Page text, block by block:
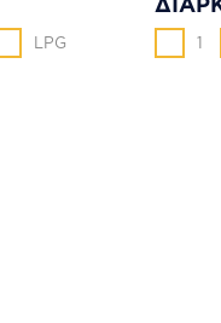
LPG 1